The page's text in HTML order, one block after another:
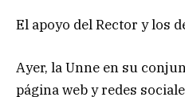
El apoyo del Rector y los
Ayer, la Unne en su
página web y redes